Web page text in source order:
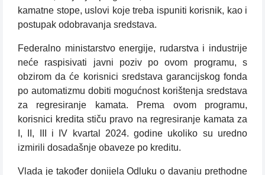
kamatne stope, uslovi koje treba ispuniti korisnik, kao i
postupak odobravanja sredstava.
Federalno ministarstvo energije, rudarstva i industrije
neće raspisivati javni poziv po ovom programu, s
obzirom da će korisnici sredstava garancijskog fonda
po automatizmu dobiti mogućnost korištenja sredstava
za regresiranje kamata. Prema ovom programu,
korisnici kredita stiču pravo na regresiranje kamata za
I, II, III i IV kvartal 2024. godine ukoliko su uredno
izmirili dosadašnje obaveze po kreditu.
Vlada je također donijela Odluku o davanju prethodne